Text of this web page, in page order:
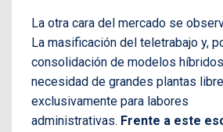
La otra cara del mercado se
La masificación del teletrabajo y,
consolidación de modelos
necesidad de grandes plantas
exclusivamente para labores
administrativas. Frente a este